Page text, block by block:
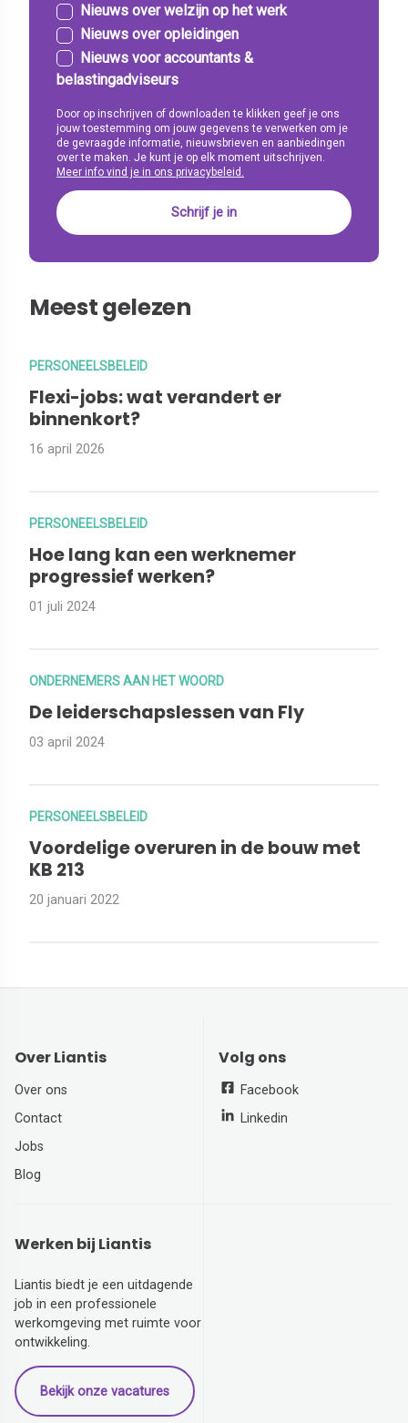
Nieuws over welzijn op het werk
Nieuws over opleidingen
Nieuws voor accountants &
belastingadviseurs
Door op inschrijven of downloaden te klikken geef je ons
jouw toestemming om jouw gegevens te verwerken om je
de gevraagde informatie, nieuwsbrieven en aanbiedingen
over te maken. Je kunt je op elk moment uitschrijven.
Meer info vind je in ons privacybeleid.
Meest gelezen
PERSONEELSBELEID
Flexi-jobs: wat verandert er
binnenkort?
16 april 2026
PERSONEELSBELEID
Hoe lang kan een werknemer
progressief werken?
01 juli 2024
ONDERNEMERS AAN HET WOORD
De leiderschapslessen van Fly
03 april 2024
PERSONEELSBELEID
Voordelige overuren in de bouw met
KB 213
20 januari 2022
Over Liantis
Over ons
Contact
Jobs
Blog
Volg ons
Facebook
Linkedin
Werken bij Liantis
Liantis biedt je een uitdagende
job in een professionele
werkomgeving met ruimte voor
ontwikkeling.
Bekijk onze vacatures